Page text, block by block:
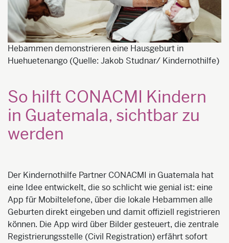
Hebammen demonstrieren eine Hausgeburt in
Huehuetenango (Quelle: Jakob Studnar/ Kindernothilfe)
So hilft CONACMI Kindern
in Guatemala, sichtbar zu
werden
Der Kindernothilfe Partner CONACMI in Guatemala hat
eine Idee entwickelt, die so schlicht wie genial ist: eine
App für Mobiltelefone, über die lokale Hebammen alle
Geburten direkt eingeben und damit offiziell registrieren
können. Die App wird über Bilder gesteuert, die zentrale
Registrierungsstelle (Civil Registration) erfährt sofort